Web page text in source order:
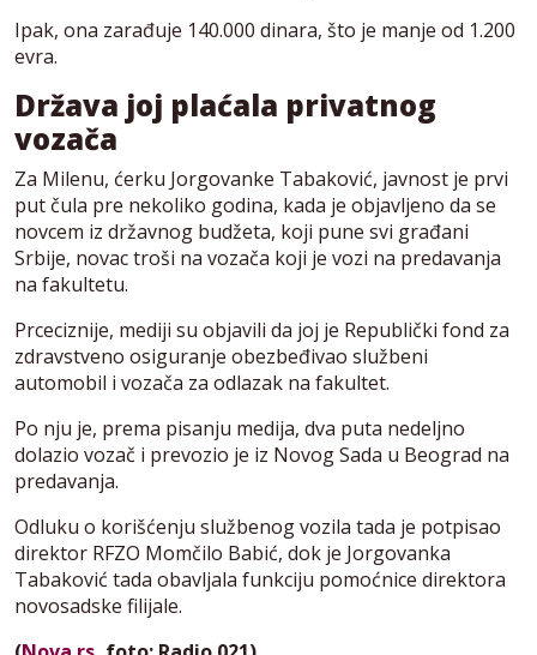
Ipak, ona zarađuje 140.000 dinara, što je manje od 1.200
evra.
Država joj plaćala privatnog
vozača
Za Milenu, ćerku Jorgovanke Tabaković, javnost je prvi
put čula pre nekoliko godina, kada je objavljeno da se
novcem iz državnog budžeta, koji pune svi građani
Srbije, novac troši na vozača koji je vozi na predavanja
na fakultetu.
Prceciznije, mediji su objavili da joj je Republički fond za
zdravstveno osiguranje obezbeđivao službeni
automobil i vozača za odlazak na fakultet.
Po nju je, prema pisanju medija, dva puta nedeljno
dolazio vozač i prevozio je iz Novog Sada u Beograd na
predavanja.
Odluku o korišćenju službenog vozila tada je potpisao
direktor RFZO Momčilo Babić, dok je Jorgovanka
Tabaković tada obavljala funkciju pomoćnice direktora
novosadske filijale.